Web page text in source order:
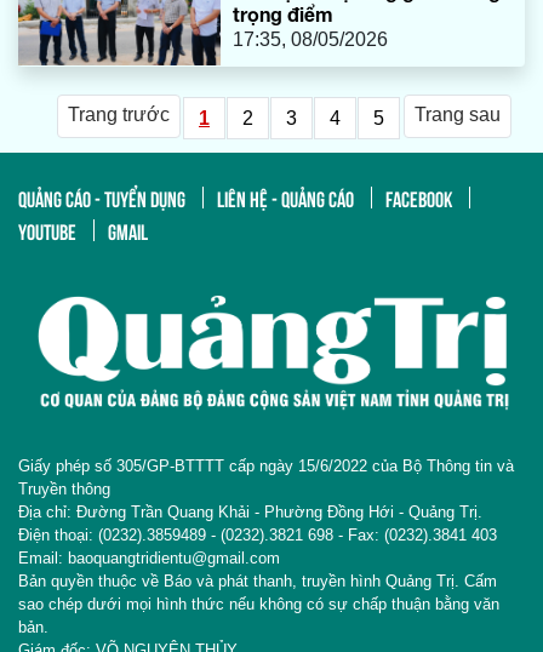
trọng điểm
17:35, 08/05/2026
Trang trước 1 2 3 4 5 Trang sau
QUẢNG CÁO - TUYỂN DỤNG LIÊN HỆ - QUẢNG CÁO
FACEBOOK
YOUTUBE
GMAIL
Giấy phép số 305/GP-BTTTT cấp ngày 15/6/2022 của Bộ Thông tin và
Truyền thông
Địa chỉ: Đường Trần Quang Khải - Phường Đồng Hới - Quảng Trị.
Điện thoại: (0232).3859489 - (0232).3821 698 - Fax: (0232).3841 403
Email: baoquangtridientu@gmail.com
Bản quyền thuộc về Báo và phát thanh, truyền hình Quảng Trị. Cấm
sao chép dưới mọi hình thức nếu không có sự chấp thuận bằng văn
bản.